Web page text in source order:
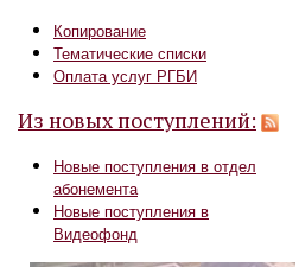
Копирование
Тематические списки
Оплата услуг РГБИ
Из новых поступлений:
Новые поступления в отдел
абонемента
Новые поступления в
Видеофонд